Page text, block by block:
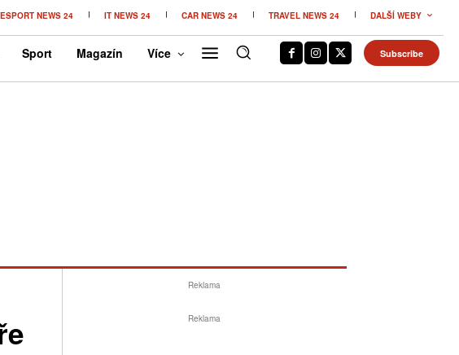
ESPORT NEWS 24 IT NEWS 24 CAR NEWS 24 TRAVEL NEWS 24 DALŠÍ WEBY
Sport Magazín Více Subscribe
Reklama
Reklama